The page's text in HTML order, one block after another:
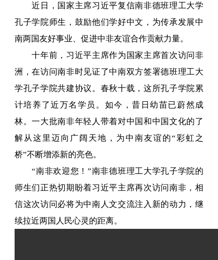
近日，国家主席习近平复信南非德班理工大学
孔子学院师生，鼓励他们学好中文，为传承发展中
南两国友好事业、促进中非友谊合作贡献力量。
十年前，习近平主席作为国家主席首次访问非
洲，在访问南非时见证了中南双方签署德班理工大
学孔子学院共建协议。春秋十载，这所孔子学院累
计培养了近万名学员。如今，昔日幼苗已蔚然成
林。一大批南非年轻人带着对中国和中国文化的了
解从这里迈向广阔天地，为中南友谊的“彩虹之
桥”不断增添新的亮色。
“南非欢迎您！”南非德班理工大学孔子学院的
师生们正热切期盼着习近平主席再次访问南非，相
信这次访问必将为中南人文交流注入新的动力，继
续拉近两国人民心灵的距离。